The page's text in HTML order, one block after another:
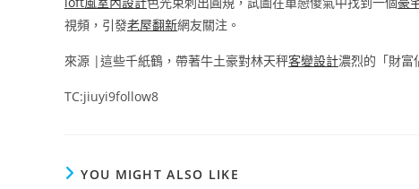
視頻，引發老屋翻新網友關注。
來源 |這些千紙鶴，帶著牛土豪對林天秤客變設計濃烈的「財富
TC:jiuyi9follow8
YOU MIGHT ALSO LIKE